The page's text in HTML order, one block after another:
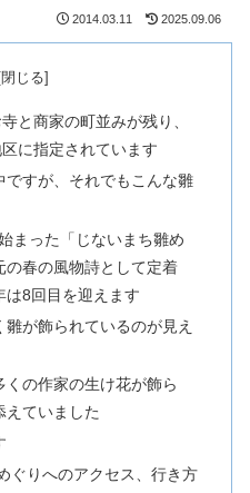
2014.03.11 2025.09.06
と商家の町並みが残り、
に指定されています
ですが、それでもこんな雛
まった「じないまち雛め
の春の風物詩として定着
は8回目を迎えます
が飾られているのが見え
くの作家の生け花が飾ら
えていました
りへのアクセス、行き方